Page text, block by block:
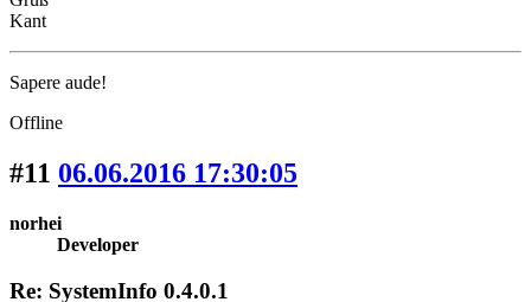
Kant
Sapere aude!
Offline
#11 06.06.2016 17:30:05
norhei
Developer
Re: SystemInfo 0.4.0.1